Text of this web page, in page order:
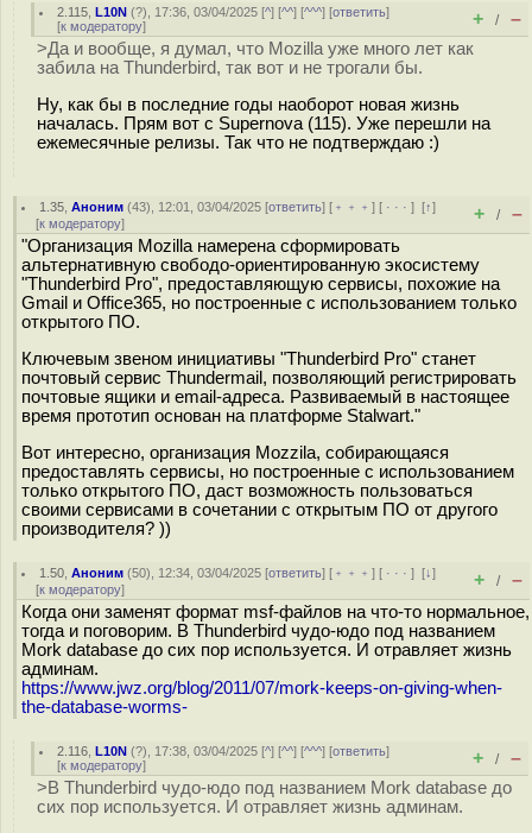
2.115 ,L10N (?), 17:36, 03/04/2025 [^] [^^] [^^^] [ответить]
[к модератору] + / –
>Да и вообще, я думал, что Mozilla уже много лет как
забила на Thunderbird, так вот и не трогали бы.
Ну, как бы в последние годы наоборот новая жизнь
началась. Прям вот с Supernova (115). Уже перешли на
ежемесячные релизы. Так что не подтверждаю :)
1.35 ,Аноним (43), 12:01, 03/04/2025 [ответить] [ ﹢﹢﹢] [ · · ·][↑]
[к модератору] + / –
"Организация Mozilla намерена сформировать
альтернативную свободо-ориентированную экосистему
"Thunderbird Pro", предоставляющую сервисы, похожие на
Gmail и Office365, но построенные с использованием только
открытого ПО.
Ключевым звеном инициативы "Thunderbird Pro" станет
почтовый сервис Thundermail, позволяющий регистрировать
почтовые ящики и email-адреса. Развиваемый в настоящее
время прототип основан на платформе Stalwart."
Вот интересно, организация Mozzila, собирающаяся
предоставлять сервисы, но построенные с использованием
только открытого ПО, даст возможность пользоваться
своими сервисами в сочетании с открытым ПО от другого
производителя? ))
1.50 ,Аноним (50), 12:34, 03/04/2025 [ответить] [ ﹢﹢﹢] [ · · ·][↓]
[к модератору] + / –
Когда они заменят формат msf-файлов на что-то нормальное,
тогда и поговорим. В Thunderbird чудо-юдо под названием
Mork database до сих пор используется. И отравляет жизнь
админам.
https://www.jwz.org/blog/2011/07/mork-keeps-on-giving-when-
the-database-worms-
2.116 ,L10N (?), 17:38, 03/04/2025 [^] [^^] [^^^] [ответить]
[к модератору] + / –
>В Thunderbird чудо-юдо под названием Mork database до
сих пор используется. И отравляет жизнь админам.